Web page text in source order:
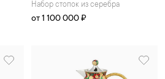
Набор стопок из серебра
от 1 100 000 ₽